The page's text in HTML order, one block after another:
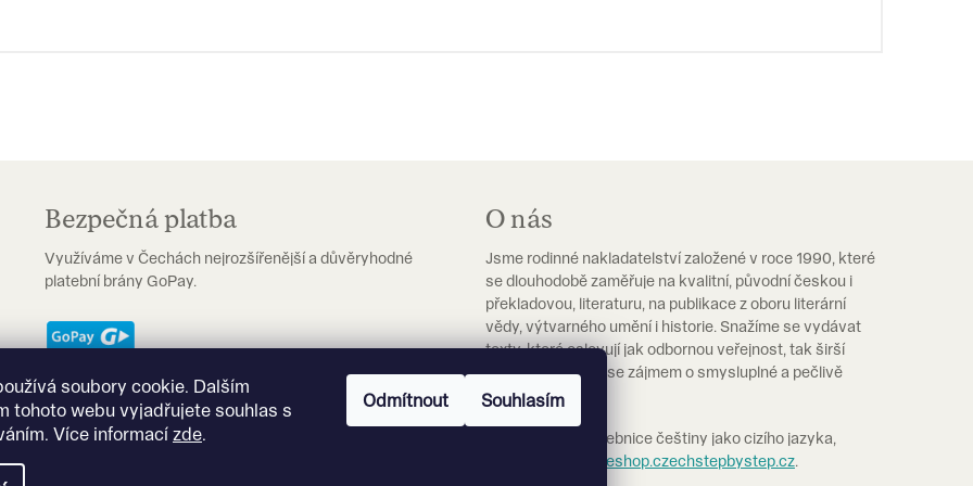
soubory cookie. Dalším
tohoto webu vyjadřujete souhlas s
Více informacízde.
Odmítnout Souhlasím
Bezpečná platba
Využíváme v Čechách nejrozšířenější a důvěryhodné
platební brány GoPay.
O nás
Jsme rodinné nakladatelství založené v roce 1990, které
se dlouhodobě zaměřuje na kvalitní, původní českou i
překladovou, literaturu, na publikace z oboru literární
vědy, výtvarného umění i historie. Snažíme se vydávat
texty, které oslovují jak odbornou veřejnost, tak širší
čtenářskou obec se zájmem o smysluplné a pečlivě
vypravené knihy.
Pokud hledáte učebnice češtiny jako cizího jazyka,
eshop.czechstepbystep.cz.